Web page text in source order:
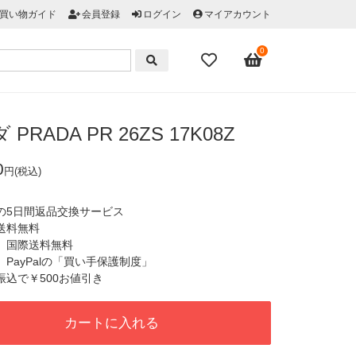
い物ガイド 会員登録 ログイン マイアカウント
0
PRADA PR 26ZS 17K08Z
円(税込)
5日間返品交換サービス
料無料
国際送料無料
の「買い手保護制度」
込で￥500お値引き
カートに入れる